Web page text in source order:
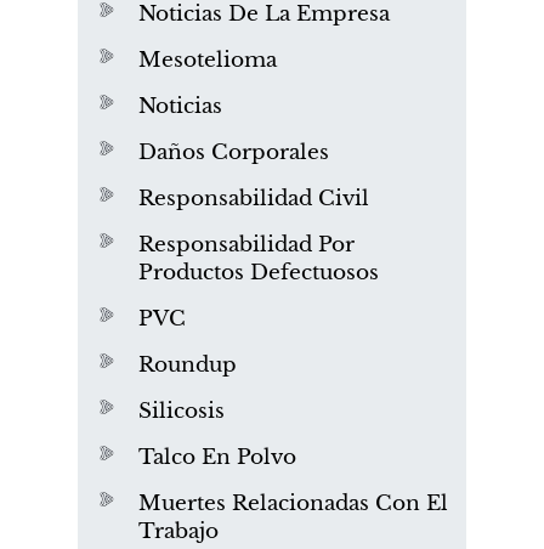
Noticias De La Empresa
Mesotelioma
Noticias
Daños Corporales
Responsabilidad Civil
Responsabilidad Por
Productos Defectuosos
PVC
Roundup
Silicosis
Talco En Polvo
Muertes Relacionadas Con El
Trabajo